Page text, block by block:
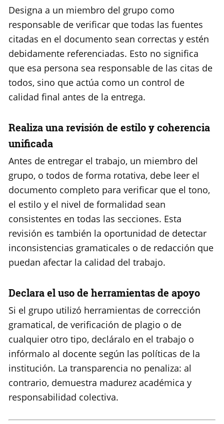
Designa a un miembro del grupo como
responsable de verificar que todas las fuentes
citadas en el documento sean correctas y estén
debidamente referenciadas. Esto no significa
que esa persona sea responsable de las citas de
todos, sino que actúa como un control de
calidad final antes de la entrega.
Realiza una revisión de estilo y coherencia
unificada
Antes de entregar el trabajo, un miembro del
grupo, o todos de forma rotativa, debe leer el
documento completo para verificar que el tono,
el estilo y el nivel de formalidad sean
consistentes en todas las secciones. Esta
revisión es también la oportunidad de detectar
inconsistencias gramaticales o de redacción que
puedan afectar la calidad del trabajo.
Declara el uso de herramientas de apoyo
Si el grupo utilizó herramientas de corrección
gramatical, de verificación de plagio o de
cualquier otro tipo, decláralo en el trabajo o
infórmalo al docente según las políticas de la
institución. La transparencia no penaliza: al
contrario, demuestra madurez académica y
responsabilidad colectiva.